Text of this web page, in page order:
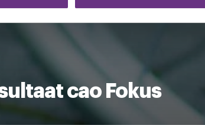
cao Fokus